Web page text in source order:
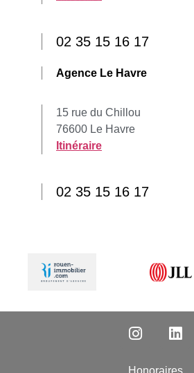
02 35 15 16 17
Agence Le Havre
15 rue du Chillou
76600 Le Havre
Itinéraire
02 35 15 16 17
Honoraires